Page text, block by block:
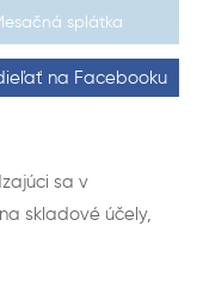
splátka
na Facebooku
sa v
skladové účely,